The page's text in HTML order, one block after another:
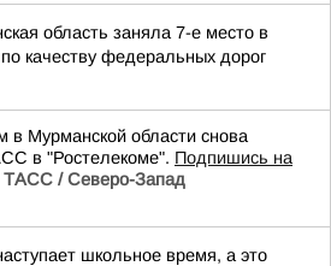
область заняла 7-е место в
качеству федеральных дорог
в Мурманской области снова
в "Ростелекоме". Подпишись на
ТАСС / Северо-Запад
школьное время, а это